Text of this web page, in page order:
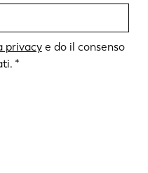
privacye do il consenso